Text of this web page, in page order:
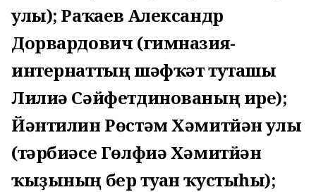
улы); Раҡаев Александр
Дорвардович (гимназия-
интернаттың шәфҡәт туташы
Лилиә Сәйфетдинованың ире);
Йәнтилин Рөстәм Хәмитйән улы
(тәрбиәсе Гөлфиә Хәмитйән
ҡыҙының бер туған ҡустыһы);